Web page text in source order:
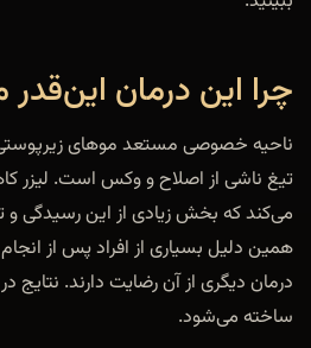
چرا این درمان
ناحیه خصوصی مستعد موهای
تیغ ناشی از اصلاح و وکس است. لیزر
می‌کند که بخش زیادی از این رسیدگی و
همین دلیل بسیاری از افراد پس از
درمان دیگری از آن رضایت دارند.
ساخته می‌شود.